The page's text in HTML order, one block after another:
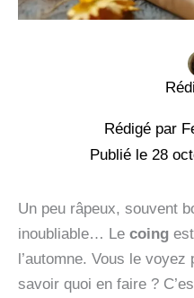
28
Un peu râpeux, souvent
inoubliable… Le coing
l’automne. Vous le
savoir quoi en faire ?